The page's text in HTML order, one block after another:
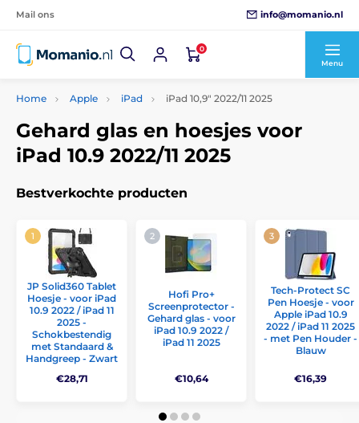
Mail ons info@momanio.nl
0
Menu
Home Apple iPad iPad 10,9" 2022/11 2025
Gehard glas en hoesjes voor
iPad 10.9 2022/11 2025
Bestverkochte producten
JP Solid360 Tablet
Hoesje - voor iPad
10.9 2022 / iPad 11
2025 -
Schokbestendig
met Standaard &
Handgreep - Zwart
€28,71
Hofi Pro+
Screenprotector -
Gehard glas - voor
iPad 10.9 2022 /
iPad 11 2025
€10,64
Tech-Protect SC
Pen Hoesje - voor
Apple iPad 10.9
2022 / iPad 11 2025
- met Pen Houder -
Blauw
€16,39